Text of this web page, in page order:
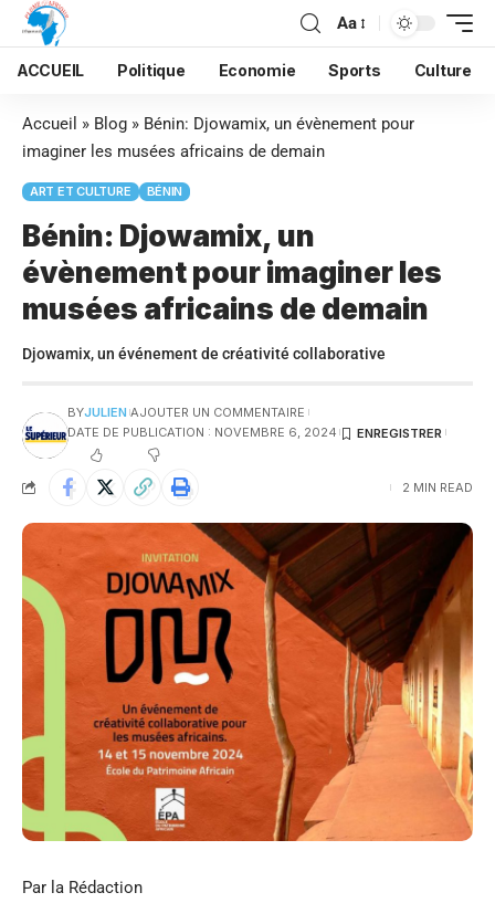
Aa
ACCUEIL Politique Economie Sports Culture
Accueil » Blog » Bénin: Djowamix, un évènement pour
imaginer les musées africains de demain
ART ET CULTURE BÉNIN
Bénin: Djowamix, un
évènement pour imaginer les
musées africains de demain
Djowamix, un événement de créativité collaborative
BYJULIEN AJOUTER UN COMMENTAIRE
DATE DE PUBLICATION : NOVEMBRE 6, 2024
2 MIN READ
Par la Rédaction